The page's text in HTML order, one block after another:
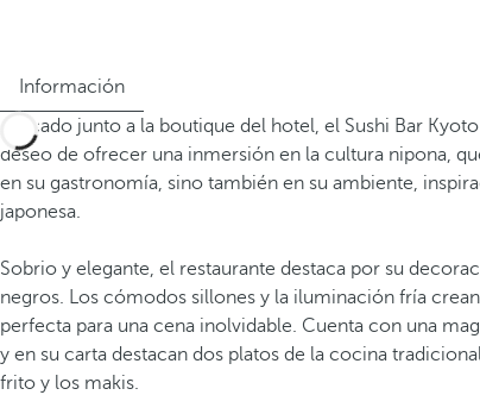
Información
Ubicado junto a la boutique del hotel, el Sushi Bar
deseo de ofrecer una inmersión en la cultura nipona,
en su gastronomía, sino también en su ambiente,
japonesa.
Sobrio y elegante, el restaurante destaca por su
negros. Los cómodos sillones y la iluminación fría
perfecta para una cena inolvidable. Cuenta con una
y en su carta destacan dos platos de la cocina
frito y los makis.